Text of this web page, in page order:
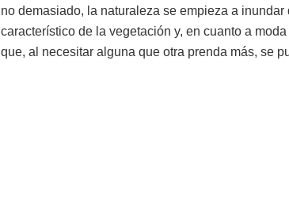
no demasiado, la naturaleza se empieza a
característico de la vegetación y, en cuanto a
que, al necesitar alguna que otra prenda más, se